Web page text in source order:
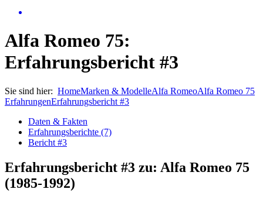
Alfa Romeo 75:
Erfahrungsbericht #3
Sie sind hier: HomeMarken & ModelleAlfa RomeoAlfa Romeo 75
ErfahrungenErfahrungsbericht #3
Daten & Fakten
Erfahrungsberichte (7)
Bericht #3
Erfahrungsbericht #3 zu: Alfa Romeo 75
(1985-1992)